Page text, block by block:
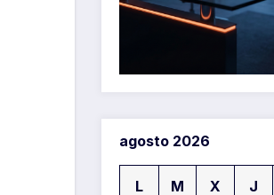
agosto 2026
L M X J